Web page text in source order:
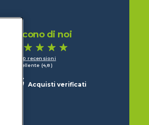
Dicono di noi
1.640 recensioni
Eccellente (4,8)
Acquisti verificati